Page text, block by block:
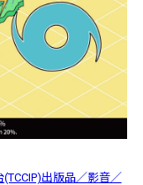
出版品／影音／